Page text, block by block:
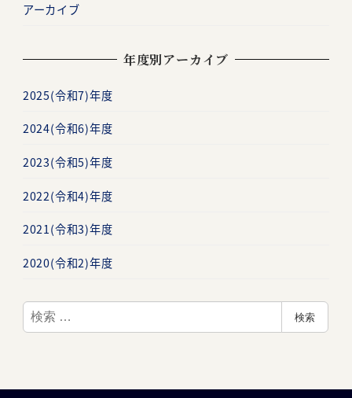
アーカイブ
年度別アーカイブ
2025(令和7)年度
2024(令和6)年度
2023(令和5)年度
2022(令和4)年度
2021(令和3)年度
2020(令和2)年度
検
索
検索